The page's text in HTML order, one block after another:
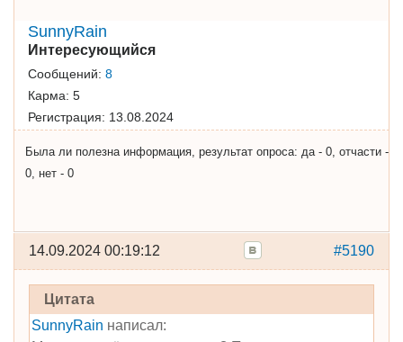
SunnyRain
Интересующийся
Сообщений: 8
Карма: 5
Регистрация: 13.08.2024
Была ли полезна информация, результат опроса: да - 0, отчасти -
0, нет - 0
#5190
14.09.2024 00:19:12
Цитата
SunnyRain написал: